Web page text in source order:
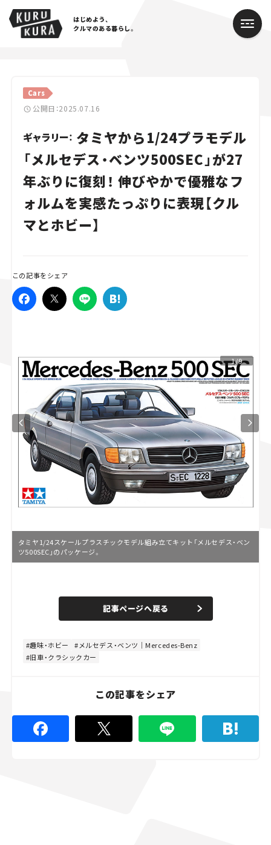
はじめよう、
クルマのある暮らし。
Cars
公開日：2025.07.16
ギャラリー： タミヤから1/24プラモデル
「メルセデス・ベンツ500SEC」が27
年ぶりに復刻！ 伸びやかで優雅なフ
ォルムを実感たっぷりに表現【クル
マとホビー】
この記事をシェア
1/9
タミヤ1/24スケールプラスチックモデル組み立てキット「メルセデス・ベン
ツ500SEC」のパッケージ。
n
e
d
8
記事ページへ戻る
趣味・ホビー
メルセデス・ベンツ｜Mercedes-Benz
旧車・クラシックカー
この記事をシェア
Cars
Lifestyle
Traffic
Special
Series
スズキ ジムニー｜Suzuki Jimny
マツダ｜Mazda
マツダ ロードスター｜Mazda Roadster